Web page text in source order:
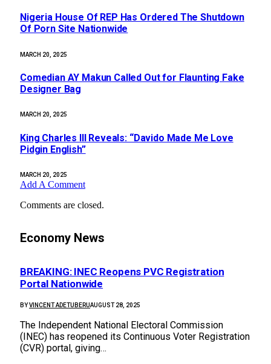
Nigeria House Of REP Has Ordered The Shutdown
Of Porn Site Nationwide
MARCH 20, 2025
Comedian AY Makun Called Out for Flaunting Fake
Designer Bag
MARCH 20, 2025
King Charles III Reveals: “Davido Made Me Love
Pidgin English”
MARCH 20, 2025
Add A Comment
Comments are closed.
Economy News
BREAKING: INEC Reopens PVC Registration
Portal Nationwide
BYVINCENT ADETUBERUAUGUST 28, 2025
The Independent National Electoral Commission
(INEC) has reopened its Continuous Voter Registration
(CVR) portal, giving…